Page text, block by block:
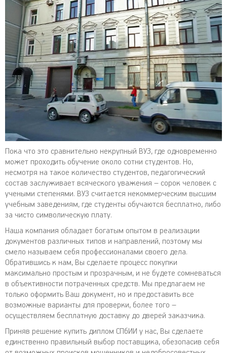
Пока что это сравнительно некрупный ВУЗ, где одновременно
может проходить обучение около сотни студентов. Но,
несмотря на такое количество студентов, педагогический
состав заслуживает всяческого уважения – сорок человек с
учеными степенями. ВУЗ считается некоммерческим высшим
учебным заведениям, где студенты обучаются бесплатно, либо
за чисто символическую плату.
Наша компания обладает богатым опытом в реализации
документов различных типов и направлений, поэтому мы
смело называем себя профессионалами своего дела.
Обратившись к нам, Вы сделаете процесс покупки
максимально простым и прозрачным, и не будете сомневаться
в объективности потраченных средств. Мы предлагаем не
только оформить Ваш документ, но и предоставить все
возможные варианты для проверки, более того –
осуществляем бесплатную доставку до дверей заказчика.
Приняв решение купить диплом СПбИИ у нас, Вы сделаете
единственно правильный выбор поставщика, обезопасив себя